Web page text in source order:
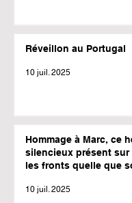
Réveillon au Portugal
10 juil. 2025
Hommage à Marc, ce
silencieux présent sur
les fronts quelle que
10 juil. 2025